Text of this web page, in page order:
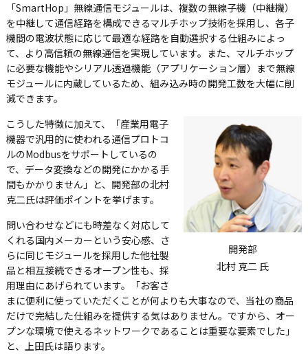
「SmartHop」無線通信モジュールは、複数の無線子機（中継機）
を中継して通信経路を構成できるマルチホップ技術を採用し、各子
機間の電波状態に応じて最適な経路を自動選択する仕組みによっ
て、より高信頼の無線通信を実現しています。また、マルチホップ
に必要な機能やシリアル透過機能（アプリケーション層）まで無線
モジュールに内蔵しているため、組み込み時の開発工数を大幅に削
減できます。
開発部
北村 克二 氏
こうした特徴に加えて、「産業用電子
機器で汎用的に使われる通信プロトコ
ルのModbusをサポートしているの
で、データ変換などの開発にかかる手
間もかかりません」と、開発部の北村
克二氏は評価ポイントを挙げます。
問い合わせなどにも時差なく対応して
くれる国内メーカーという安心感、さ
らに同じモジュールを採用した他社製
品と相互接続できるオープン性も、採
用理由にあげられています。「お客さ
まに便利に使っていただくことが何よりも大事なので、当社の商品
だけで完結した仕組みを提供する気はありません。ですから、オー
プンな環境で使えるネットワークであることは重要な要素でした」
と、上田氏は語ります。